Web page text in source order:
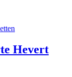
Hevert